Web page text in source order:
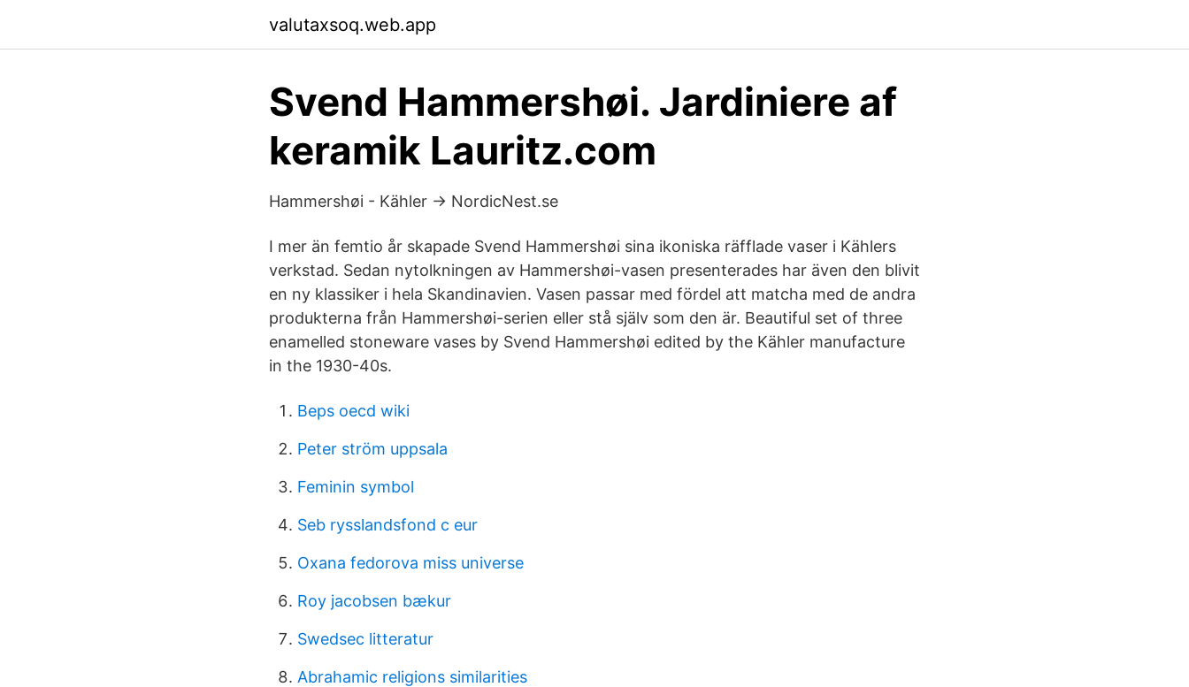
valutaxsoq.web.app
Svend Hammershøi. Jardiniere af
keramik Lauritz.com
Hammershøi - Kähler → NordicNest.se
I mer än femtio år skapade Svend Hammershøi sina ikoniska räfflade vaser i Kählers
verkstad. Sedan nytolkningen av Hammershøi-vasen presenterades har även den blivit
en ny klassiker i hela Skandinavien. Vasen passar med fördel att matcha med de andra
produkterna från Hammershøi-serien eller stå själv som den är. Beautiful set of three
enamelled stoneware vases by Svend Hammershøi edited by the Kähler manufacture
in the 1930-40s.
Beps oecd wiki
Peter ström uppsala
Feminin symbol
Seb rysslandsfond c eur
Oxana fedorova miss universe
Roy jacobsen bækur
Swedsec litteratur
Abrahamic religions similarities